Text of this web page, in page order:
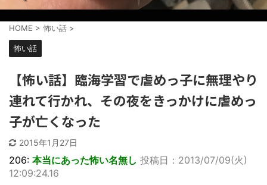
HOME > 怖い話 >
怖い話
【怖い話】臨海学習で虐めっ子に無理やり
連れて行かれ、その夜をきっかけに虐めっ
子が亡くなった
2015年1月27日
206: 本当にあった怖い名無し 投稿日：2013/07/09(火)
12:09:24.16